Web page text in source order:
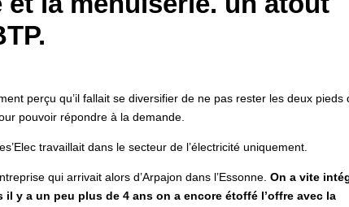
perçu qu’il fallait se diversifier de ne pas rester les deux pieds
pouvoir répondre à la demande.
travaillait dans le secteur de l’électricité uniquement.
qui arrivait alors d’Arpajon dans l’Essonne. On a vite
y a un peu plus de 4 ans on a encore étoffé l’offre avec la